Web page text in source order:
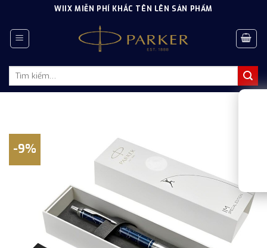
content
WIIX MIỄN PHÍ KHẮC TÊN LÊN SẢN PHẨM
Tìm
-9%